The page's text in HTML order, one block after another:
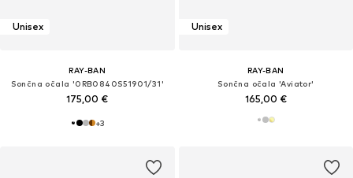
Unisex
RAY-BAN
Sončna očala '0RB0840S51901/31'
175,00 €
+3
Unisex
RAY-BAN
Sončna očala 'Aviator'
165,00 €